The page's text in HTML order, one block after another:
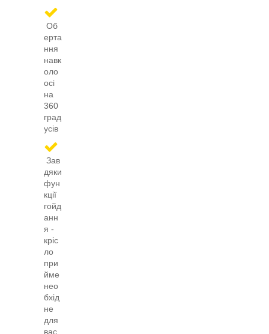
Об
ерта
ння
навк
оло
осі
на
360
град
усів
Зав
дяки
фун
кції
гойд
анн
я -
кріс
ло
при
йме
нео
бхід
не
для
вас